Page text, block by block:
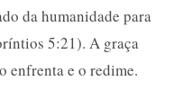
da humanidade para
5:21). A graça
enfrenta e o redime.